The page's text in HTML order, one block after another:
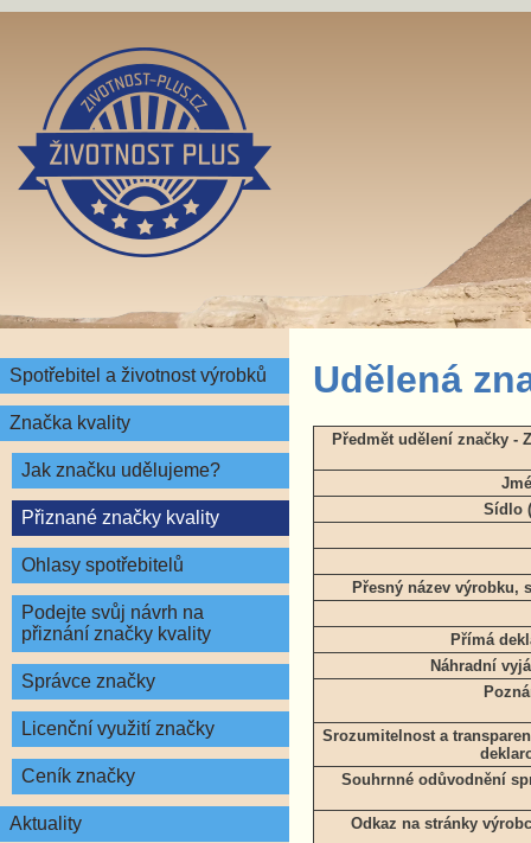
Spotřebitel a životnost výrobků
Značka kvality
Jak značku udělujeme?
Přiznané značky kvality
Ohlasy spotřebitelů
Podejte svůj návrh na
přiznání značky kvality
Správce značky
Licenční využití značky
Ceník značky
Aktuality
Udělená
Předmět udělení značky -
Sídlo
Přesný název výrobku,
Přímá
Náhradní
Srozumitelnost a
Souhrnné odůvodnění
Odkaz na stránky